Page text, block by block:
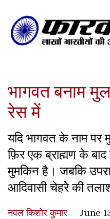
भागवत बनाम
रेस में
यदि भागवत के नाम पर
फ़िर एक ब्राह्मण के बाद
मुमकिन है। जबकि
आदिवासी चेहरे की
नवल किशोर कुमार June